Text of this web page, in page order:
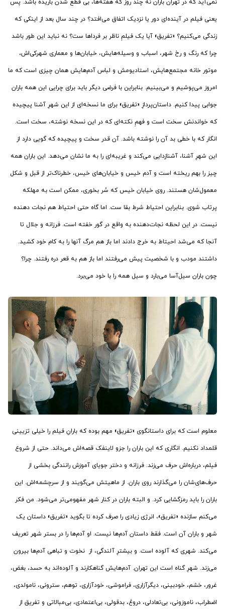
نمی‌آید که در تهران باران نه چند روز که هفته‌ها، بی قطع شدن باریده باشد. پس
یعنی فیلم در آینده‌ای دور یا نزدیک اتفاق می‌افتد؟ در چند سال بعد از اینکی که
زندگی می‌کنیم؟ «تفریق» آیا یک فیلمِ ناظر بر فرداها ست؟ نه نباید این طور باشد
چرا که رنگ و رخ شهر، اسباب و وسیله‌هایش، خیابان‌ها و معماری شهرکی‌اش،
موتور خانه مجتمع‌هایش، استادیومش و لباس آدم‌هایش همان چیزی است که ما
امروز می‌پوشیم و می‌بینیم. بنابراین با فرضی دیگر باید برای چرایی این همه باران
جوابی پیدا کنیم. داستان‌پردازِ «تفریق» برای ما نسخه‌ای از این شهرِ آشنا پیچیده
که خواندنش سخت است و فهمِ نکته‌ای که در این نسخه نوشته، سخت است.
انگار که با خطی بد آن را نوشته باشد. آن قدر سخت و پیچیده که گویی دارد از
این شهرِ آشنا، آشنازدایی می‌کند و غریبه‌ای را به ما نشان می‌دهد. این باران همه
چیز را بهم ریخته است و آدم خیس و خیابان‌های خیس، خطرناک‌تر از قبل و شکل
معمول‌شان هستند. روی خیابان خیس که سُر بخوری، ممکن است به مهلکه
پرتاب شوی. بنابراین احتیاط شرط بقا ست. اما گاه حتی احتیاط هم نجات دهنده
نیست. در این لحظه نجات‌دهنده به واقع در گور خفته است. فرزانه و جلال تا
آنجا که می‌شد احیتاط به خرج دادند اما باز هم مرگ آنها را به کام خود کشید.
داشتند مودب و با شخصیت پیش می‌رفتند اما باز هم به قعر دره رفتند. چرا؟
چون باران سیل‌آسا می‌بارد و سیل همه را با خود می‌برد.
معلوم است که برای داستانگوی «تفریق» مهم بوده که بارانِ فیلم را خیلی تزیینی
قلمداد نکنیم. انگاری که این باران را جزو لاینفک قصه‌اش می‌داند. حتی از شروع
فیلم، درباره‌اش حرف می‌زند. فرزانه و دختر جویای آموزش رانندگی بخشی از
حرف‌های‌شان را می‌گذارند روی باران. از ماهیتش می‌گویند و از سرچشمه‌اش. این
باران را باید رمزگشایی کرد. و البته باران در کنار شهر مفهومی‌تر می‌شود. من فکر
می‌کنم سازنده «تفریق»، انرژی زیادی را صرف کرده تا بگوید «تفریق» داستان یک
شهر و باران آن است. فقط داستان آدم‌ها نیست. او آدم‌ها را در بستر شهر تعریف
می‌کند. شهری که آلوده است. و بیشترِ آلندگی، از نخوت و تباهی آدم‌ها بیرون
می‌زند. شهرِ گناه است این تهران. آدم‌هایش گناهکارند و آلوده‌اند به حسد، بغض،
غرور، خشم، خودبینی، دیگرآزاری، فراموشی، خودآزاری، توهم، سترونی، نامولدی،
اضطراب، ناموزونی، بی‌تعادلی، دروغ، بدقولی، بی‌اعتمادی، بی‌مبالاتی و تفریق از